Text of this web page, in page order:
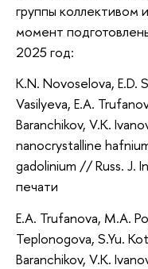
группы коллективом
момент
2025 год:
K.N. Novoselova, E.D.
Vasilyeva, E.A.
Baranchikov, V.K.
nanocrystalline
gadolinium // Russ. J.
печати
E.A. Trufanova, M.A.
Teplonogova, S.Yu.
Baranchikov, V.K.